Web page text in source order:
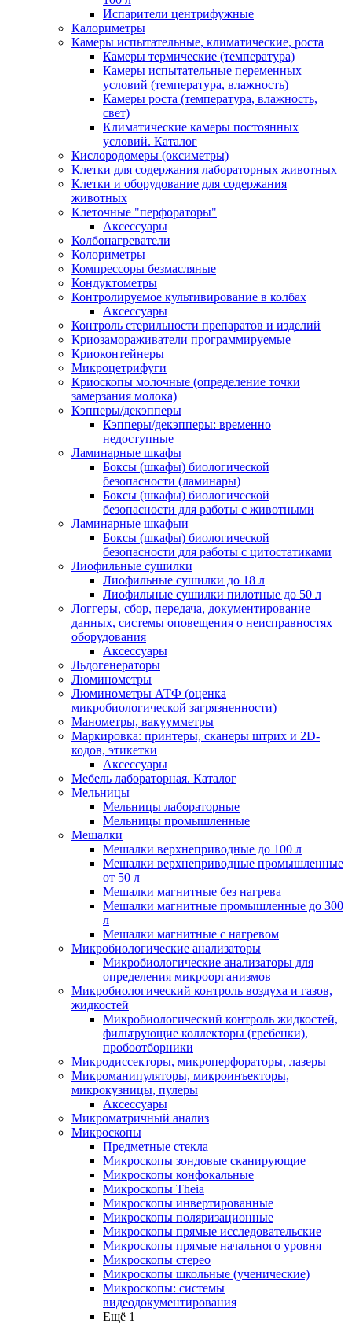
Испарители центрифужные
Калориметры
Камеры испытательные, климатические, роста
Камеры термические (температура)
Камеры испытательные переменных
условий (температура, влажность)
Камеры роста (температура, влажность,
свет)
Климатические камеры постоянных
условий. Каталог
Кислородомеры (оксиметры)
Клетки для содержания лабораторных животных
Клетки и оборудование для содержания
животных
Клеточные "перфораторы"
Аксессуары
Колбонагреватели
Колориметры
Компрессоры безмасляные
Кондуктометры
Контролируемое культивирование в колбах
Аксессуары
Контроль стерильности препаратов и изделий
Криозамораживатели программируемые
Криоконтейнеры
Микроцетрифуги
Криоскопы молочные (определение точки
замерзания молока)
Кэпперы/декэпперы
Кэпперы/декэпперы: временно
недоступные
Ламинарные шкафы
Боксы (шкафы) биологической
безопасности (ламинары)
Боксы (шкафы) биологической
безопасности для работы с животными
Ламинарные шкафыи
Боксы (шкафы) биологической
безопасности для работы с цитостатиками
Лиофильные сушилки
Лиофильные сушилки до 18 л
Лиофильные сушилки пилотные до 50 л
Логгеры, сбор, передача, документирование
данных, системы оповещения о неисправностях
оборудования
Аксессуары
Льдогенераторы
Люминометры
Люминометры АТФ (оценка
микробиологической загрязненности)
Манометры, вакуумметры
Маркировка: принтеры, сканеры штрих и 2D-
кодов, этикетки
Аксессуары
Мебель лабораторная. Каталог
Мельницы
Мельницы лабораторные
Мельницы промышленные
Мешалки
Мешалки верхнеприводные до 100 л
Мешалки верхнеприводные промышленные
от 50 л
Мешалки магнитные без нагрева
Мешалки магнитные промышленные до 300
л
Мешалки магнитные с нагревом
Микробиологические анализаторы
Микробиологические анализаторы для
определения микроорганизмов
Микробиологический контроль воздуха и газов,
жидкостей
Микробиологический контроль жидкостей,
фильтрующие коллекторы (гребенки),
пробоотборники
Микродиссекторы, микроперфораторы, лазеры
Микроманипуляторы, микроинъекторы,
микрокузницы, пулеры
Аксессуары
Микроматричный анализ
Микроскопы
Предметные стекла
Микроскопы зондовые сканирующие
Микроскопы конфокальные
Микроскопы Theia
Микроскопы инвертированные
Микроскопы поляризационные
Микроскопы прямые исследовательские
Микроскопы прямые начального уровня
Микроскопы стерео
Микроскопы школьные (ученические)
Микроскопы: системы
видеодокументирования
Ещё 1